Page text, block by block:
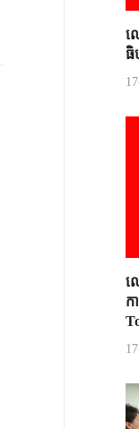
ល
ធិ
ល
ក